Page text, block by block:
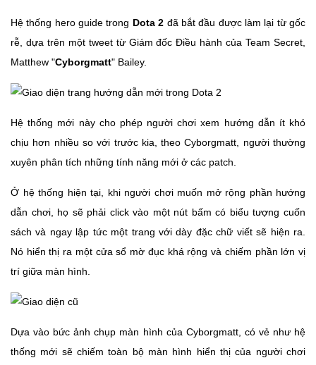
Hệ thống hero guide trong Dota 2 đã bắt đầu được làm lại từ gốc
rễ, dựa trên một tweet từ Giám đốc Điều hành của Team Secret,
Matthew "Cyborgmatt" Bailey.
Hệ thống mới này cho phép người chơi xem hướng dẫn ít khó
chịu hơn nhiều so với trước kia, theo Cyborgmatt, người thường
xuyên phân tích những tính năng mới ở các patch.
Ở hệ thống hiện tại, khi người chơi muốn mở rộng phần hướng
dẫn chơi, họ sẽ phải click vào một nút bấm có biểu tượng cuốn
sách và ngay lập tức một trang với dày đặc chữ viết sẽ hiện ra.
Nó hiển thị ra một cửa sổ mờ đục khá rộng và chiếm phần lớn vị
trí giữa màn hình.
Dựa vào bức ảnh chụp màn hình của Cyborgmatt, có vẻ như hệ
thống mới sẽ chiếm toàn bộ màn hình hiển thị của người chơi